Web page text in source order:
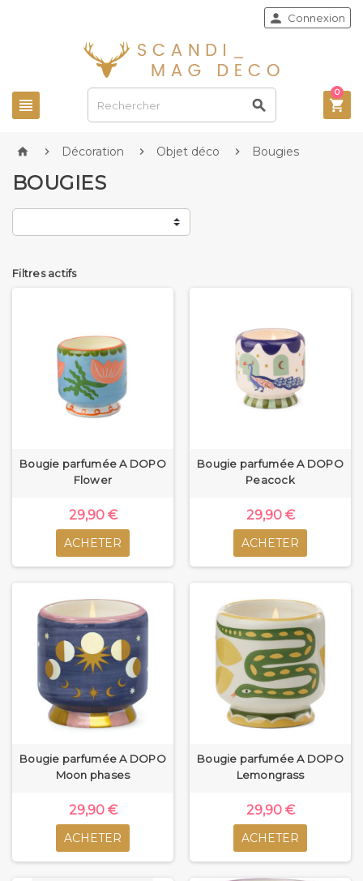
 
 Connexion

0
  Décoration  Objet déco  Bougies
BOUGIES
Filtres actifs
Bougie parfumée A DOPO
Flower
29,90 €
ACHETER
Bougie parfumée A DOPO
Peacock
29,90 €
ACHETER
Bougie parfumée A DOPO
Moon phases
29,90 €
ACHETER
Bougie parfumée A DOPO
Lemongrass
29,90 €
ACHETER